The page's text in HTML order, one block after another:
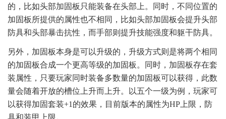
的，比如头部加固板只能装备在头部上。同时，不同位置的
加固板所提供的属性也不相同，比如头部加固板会提升头部
防具和头部暴击抗性，而手部则提升技能强度和躯干防具。
另外，加固板本身是可以升级的，升级方式则是将两个相同
的加固板合成一个更高等级的加固板。同时，加固板存在套
装属性，只要玩家同时装备多数量的加固板可以获得，此数
量会随着开放的槽位上升而上升。以五个一级为例，玩家可
以获得加固套装+1的效果，目前版本的属性为HP上限，防
具和装甲上限。